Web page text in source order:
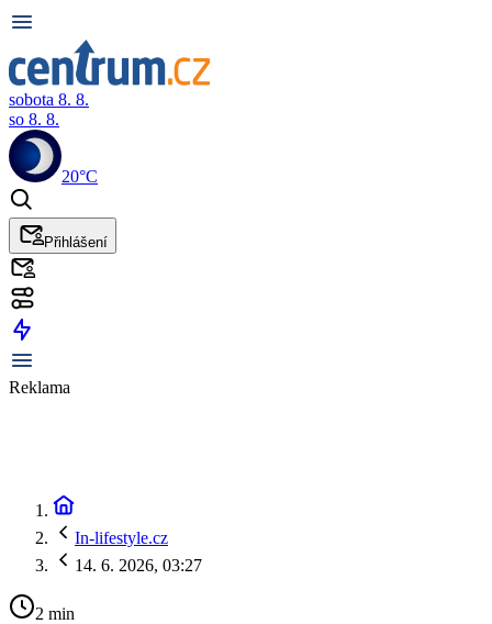
sobota 8. 8.
so 8. 8.
20°C
Přihlášení
Reklama
In-lifestyle.cz
14. 6. 2026, 03:27
2 min